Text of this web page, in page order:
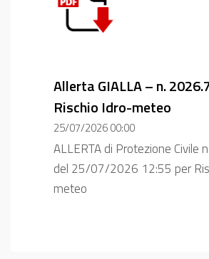
Allerta GIALLA – n.
Rischio Idro-meteo
25/07/2026 00:00
ALLERTA di Protezione Civile
del 25/07/2026 12:55 per
meteo